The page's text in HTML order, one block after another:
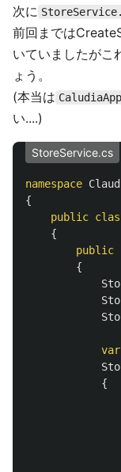
次に
前回までは
いていましたがこ
ょう。
(本当は
い....)
StoreService.cs
namespace
{
public
{
public
{
var
{